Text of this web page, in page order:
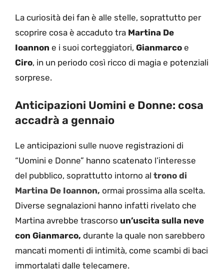
La curiosità dei fan è alle stelle, soprattutto per
scoprire cosa è accaduto tra Martina De
Ioannon e i suoi corteggiatori, Gianmarco e
Ciro, in un periodo così ricco di magia e potenziali
sorprese.
Anticipazioni Uomini e Donne: cosa
accadrà a gennaio
Le anticipazioni sulle nuove registrazioni di
“Uomini e Donne” hanno scatenato l’interesse
del pubblico, soprattutto intorno al trono di
Martina De Ioannon, ormai prossima alla scelta.
Diverse segnalazioni hanno infatti rivelato che
Martina avrebbe trascorso un’uscita sulla neve
con Gianmarco, durante la quale non sarebbero
mancati momenti di intimità, come scambi di baci
immortalati dalle telecamere.